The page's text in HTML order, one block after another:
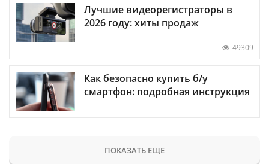
Лучшие видеорегистраторы в
2026 году: хиты продаж
49309
Как безопасно купить б/у
смартфон: подробная инструкция
ПОКАЗАТЬ ЕЩЕ